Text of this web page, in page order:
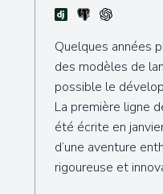
Quelques années
des modèles de
possible le
La première ligne
été écrite en
d’une aventure
rigoureuse et